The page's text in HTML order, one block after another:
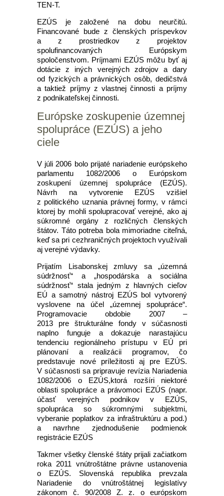
TEN-T.
EZÚS je založené na dobu neurčitú.
Financované bude z členských príspevkov
a z prostriedkov z projektov
spolufinancovaných Európskym
spoločenstvom. Príjmami EZÚS môžu byť aj
dotácie z iných verejných zdrojov a dary
od fyzických a právnických osôb, dedičstvá
a taktiež príjmy z vlastnej činnosti a príjmy
z podnikateľskej činnosti.
Európske zoskupenie územnej
spolupráce (EZÚS) a jeho
ciele
V júli 2006 bolo prijaté nariadenie európskeho
parlamentu 1082/2006 o Európskom
zoskupení územnej spolupráce (EZÚS).
Návrh na vytvorenie EZÚS vzišiel
z politického uznania právnej formy, v rámci
ktorej by mohli spolupracovať verejné, ako aj
súkromné orgány z rozličných členských
štátov. Táto potreba bola mimoriadne citeľná,
keď sa pri cezhraničných projektoch využívali
aj verejné výdavky.
Prijatím Lisabonskej zmluvy sa „územná
súdržnosť“ a „hospodárska a sociálna
súdržnosť“ stala jedným z hlavných cieľov
EÚ a samotný nástroj EZÚS bol vytvorený
vyslovene na účel „územnej spolupráce“.
Programovacie obdobie 2007 –
2013 pre štrukturálne fondy v súčasnosti
naplno funguje a dokazuje narastajúcu
tendenciu regionálneho prístupu v EÚ pri
plánovaní a realizácii programov, čo
predstavuje nové príležitosti aj pre EZÚS.
V súčasnosti sa pripravuje revízia Nariadenia
1082/2006 o EZÚS,ktorá rozšíri niektoré
oblasti spolupráce a právomoci EZÚS (napr.
účasť verejných podnikov v EZÚS,
spolupráca so súkromnými subjektmi,
vyberanie poplatkov za infraštruktúru a pod.)
a navrhne zjednodušenie podmienok
registrácie EZÚS
Takmer všetky členské štáty prijali začiatkom
roka 2011 vnútroštátne právne ustanovenia
o EZÚS. Slovenská republika prevzala
Nariadenie do vnútroštátnej legislatívy
zákonom č. 90/2008 Z. z. o európskom